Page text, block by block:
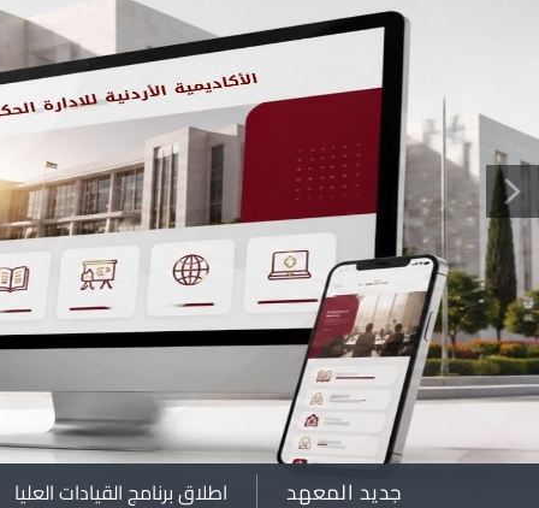
جديد المعهد اطلاق برنامج القيادات العليا